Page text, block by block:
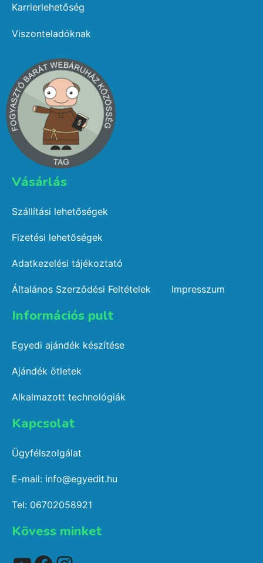
Karrierlehetőség
Viszonteladóknak
Vásárlás​
Szállítási lehetőségek
Fizetési lehetőségek
Adatkezelési tájékoztató
Általános Szerződési Feltételek Impresszum
Információs pult​
Egyedi ajándék készítése
Ajándék ötletek
Alkalmazott technológiák
Kapcsolat​
Ügyfélszolgálat
E-mail: info@egyedit.hu
Tel: 06702058921
Kövess minket